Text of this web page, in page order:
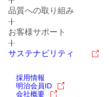
品質への取り組み
お客様サポート
サステナビリティ
採用情報
明治会員ID
会社概要